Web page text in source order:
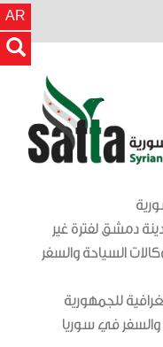
AR
دمشق لفترة غير
السياحة والسفر
للجمهورية
والسفر في سوريا